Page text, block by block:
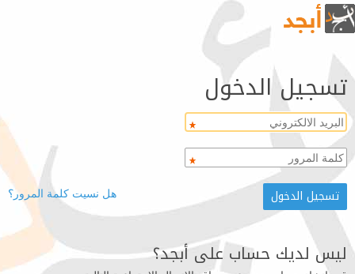
تسجيل الدخول
هل نسيت كلمة المرور؟
ليس لديك حساب على أبجد؟